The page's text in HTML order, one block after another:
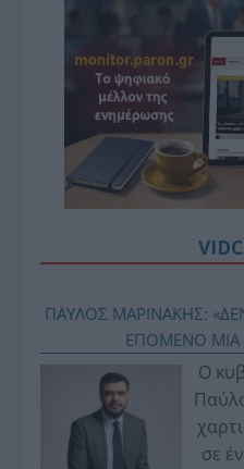
ΠΑΥΛΟΣ ΜΑΡΙΝΑΚΗΣ:
ΕΠΟΜΕΝΟ ΜΙΑ
Ο
σε